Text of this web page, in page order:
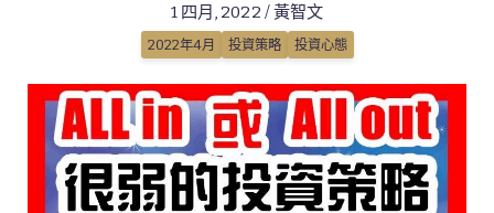
1 四月, 2022 / 黃智文
2022年4月 投資策略 投資心態